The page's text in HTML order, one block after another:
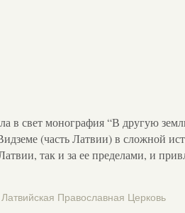
в свет монография “В другую
(часть Латвии) в сложной
так и за ее пределами, и
Латвийская Православная Церковь